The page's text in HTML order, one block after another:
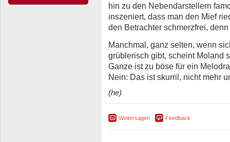
hin zu den Nebendarstellern
inszeniert, dass man den Mief
den Betrachter schmerzfrei,
Manchmal, ganz selten, wenn
grüblerisch gibt, scheint Moland
Ganze ist zu böse für ein
Nein: Das ist skurril, nicht mehr
(he)
Weitersagen Feedback